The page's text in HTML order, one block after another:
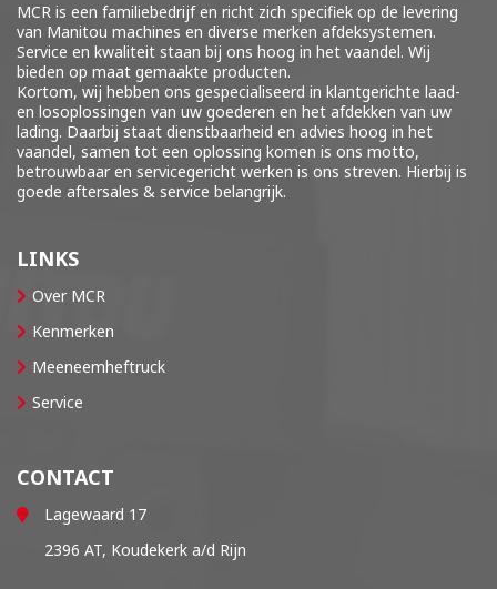
MCR is een familiebedrijf en richt zich specifiek op de levering
van Manitou machines en diverse merken afdeksystemen.
Service en kwaliteit staan bij ons hoog in het vaandel. Wij
bieden op maat gemaakte producten.
Kortom, wij hebben ons gespecialiseerd in klantgerichte laad-
en losoplossingen van uw goederen en het afdekken van uw
lading. Daarbij staat dienstbaarheid en advies hoog in het
vaandel, samen tot een oplossing komen is ons motto,
betrouwbaar en servicegericht werken is ons streven. Hierbij is
goede aftersales & service belangrijk.
LINKS
Over MCR
Kenmerken
Meeneemheftruck
Service
CONTACT
Lagewaard 17
2396 AT, Koudekerk a/d Rijn